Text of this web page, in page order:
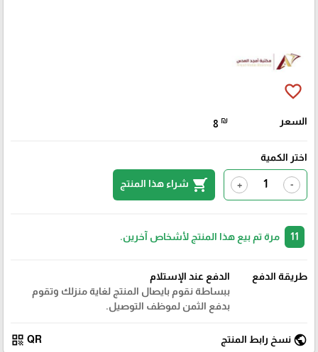
favorite_border
السعر 8 ₪
اختر الكمية
-
+
shopping_cart شراء هذا المنتج
مرة تم بيع هذا المنتج لأشخاص آخرين.
طريقة الدفع
الدفع عند الإستلام
ببساطة نقوم بايصال المنتج لغاية منزلك وتقوم
بدفع الثمن لموظف التوصيل.
public نسخ رابط المنتج QR
qr_code